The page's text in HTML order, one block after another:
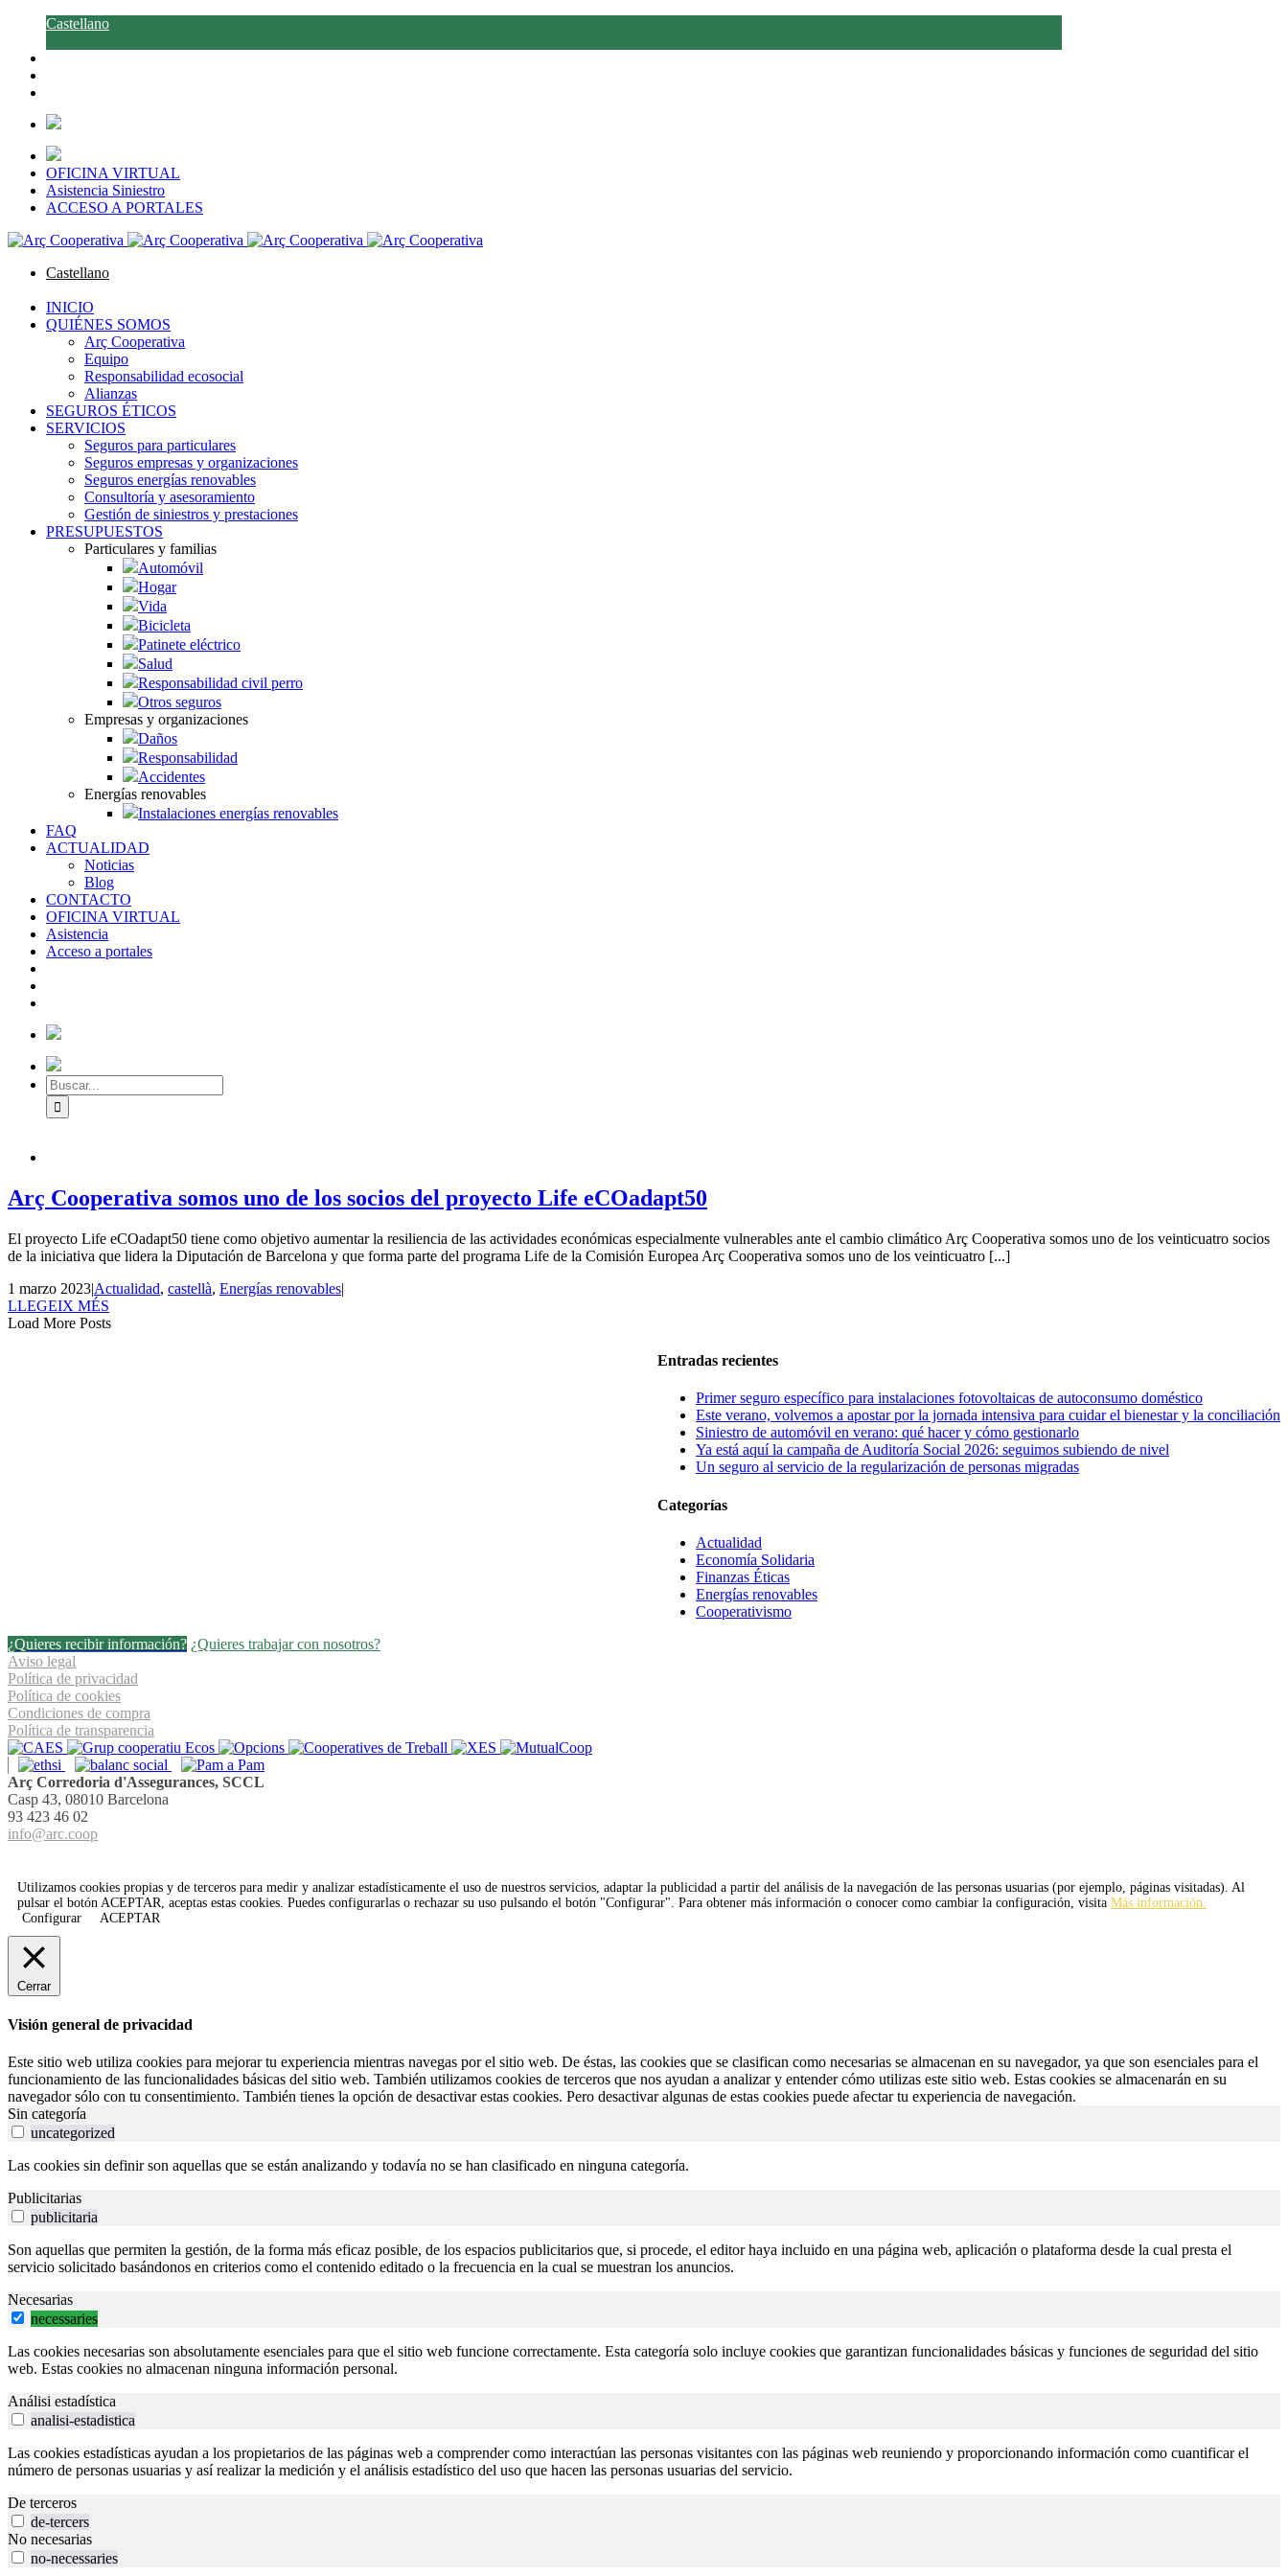
Castellano
OFICINA VIRTUAL
Asistencia Siniestro
ACCESO A PORTALES
Castellano
INICIO
QUIÉNES SOMOS
Arç Cooperativa
Equipo
Responsabilidad ecosocial
Alianzas
SEGUROS ÉTICOS
SERVICIOS
Seguros para particulares
Seguros empresas y organizaciones
Seguros energías renovables
Consultoría y asesoramiento
Gestión de siniestros y prestaciones
PRESUPUESTOS
Particulares y familias
Automóvil
Hogar
Vida
Bicicleta
Patinete eléctrico
Salud
Responsabilidad civil perro
Otros seguros
Empresas y organizaciones
Daños
Responsabilidad
Accidentes
Energías renovables
Instalaciones energías renovables
FAQ
ACTUALIDAD
Noticias
Blog
CONTACTO
OFICINA VIRTUAL
Asistencia
Acceso a portales
Arç Cooperativa somos uno de los socios del proyecto Life eCOadapt50
El proyecto Life eCOadapt50 tiene como objetivo aumentar la resiliencia de las actividades económicas especialmente vulnerables ante el cambio climático Arç Cooperativa somos uno de los veinticuatro socios
de la iniciativa que lidera la Diputación de Barcelona y que forma parte del programa Life de la Comisión Europea Arç Cooperativa somos uno de los veinticuatro [...]
1 marzo 2023|Actualidad, castellà, Energías renovables|
LLEGEIX MÉS
Load More Posts
Entradas recientes
Primer seguro específico para instalaciones fotovoltaicas de autoconsumo doméstico
Este verano, volvemos a apostar por la jornada intensiva para cuidar el bienestar y la conciliación
Siniestro de automóvil en verano: qué hacer y cómo gestionarlo
Ya está aquí la campaña de Auditoría Social 2026: seguimos subiendo de nivel
Un seguro al servicio de la regularización de personas migradas
Categorías
Actualidad
Economía Solidaria
Finanzas Éticas
Energías renovables
Cooperativismo
¿Quieres recibir información? ¿Quieres trabajar con nosotros?
Aviso legal
Política de privacidad
Política de cookies
Condiciones de compra
Política de transparencia
Arç Corredoria d'Assegurances, SCCL
Casp 43, 08010 Barcelona
93 423 46 02
info@arc.coop
Utilizamos cookies propias y de terceros para medir y analizar estadísticamente el uso de nuestros servicios, adaptar la publicidad a partir del análisis de la navegación de las personas usuarias (por ejemplo, páginas visitadas). Al
pulsar el botón ACEPTAR , aceptas estas cookies. Puedes configurarlas o rechazar su uso pulsando el botón "Configurar". Para obtener más información o conocer como cambiar la configuración, visita Más información.
Configurar
ACEPTAR
Cerrar
Visión general de privacidad
Este sitio web utiliza cookies para mejorar tu experiencia mientras navegas por el sitio web. De éstas, las cookies que se clasifican como necesarias se almacenan en su navegador, ya que son esenciales para el
funcionamiento de las funcionalidades básicas del sitio web. También utilizamos cookies de terceros que nos ayudan a analizar y entender cómo utilizas este sitio web. Estas cookies se almacenarán en su
navegador sólo con tu consentimiento. También tienes la opción de desactivar estas cookies. Pero desactivar algunas de estas cookies puede afectar tu experiencia de navegación.
Sin categoría
uncategorized
Las cookies sin definir son aquellas que se están analizando y todavía no se han clasificado en ninguna categoría.
Publicitarias
publicitaria
Son aquellas que permiten la gestión, de la forma más eficaz posible, de los espacios publicitarios que, si procede, el editor haya incluido en una página web, aplicación o plataforma desde la cual presta el
servicio solicitado basándonos en criterios como el contenido editado o la frecuencia en la cual se muestran los anuncios.
Necesarias
necessaries
Las cookies necesarias son absolutamente esenciales para que el sitio web funcione correctamente. Esta categoría solo incluye cookies que garantizan funcionalidades básicas y funciones de seguridad del sitio
web. Estas cookies no almacenan ninguna información personal.
Análisi estadística
analisi-estadistica
Las cookies estadísticas ayudan a los propietarios de las páginas web a comprender como interactúan las personas visitantes con las páginas web reuniendo y proporcionando información como cuantificar el
número de personas usuarias y así realizar la medición y el análisis estadístico del uso que hacen las personas usuarias del servicio.
De terceros
de-tercers
No necesarias
no-necessaries